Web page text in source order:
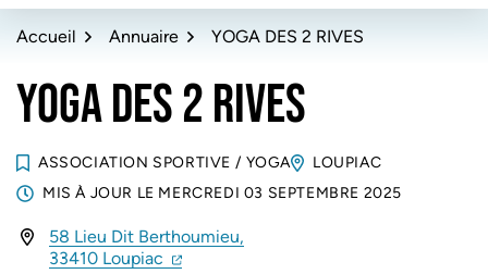
Accueil Annuaire YOGA DES 2 RIVES
YOGA DES 2 RIVES
ASSOCIATION SPORTIVE / YOGA
LOUPIAC
MIS À JOUR LE MERCREDI 03 SEPTEMBRE 2025
INFOS UTILES
58 Lieu Dit Berthoumieu,
33410 Loupiac (ouverture dans un nouvel onglet)
(ouverture dans un nouvel onglet)